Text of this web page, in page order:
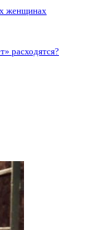
женщинах
расходятся?